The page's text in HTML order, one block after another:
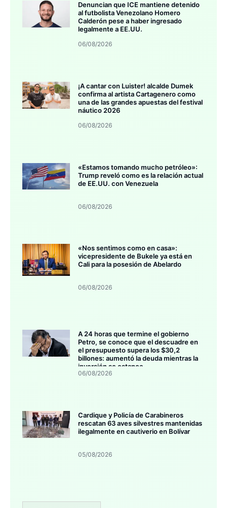
Denuncian que ICE mantiene detenido
al futbolista Venezolano Homero
Calderón pese a haber ingresado
legalmente a EE.UU.
06/08/2026
¡A cantar con Luister! alcalde Dumek
confirma al artista Cartagenero como
una de las grandes apuestas del festival
náutico 2026
06/08/2026
«Estamos tomando mucho petróleo»:
Trump reveló como es la relación actual
de EE.UU. con Venezuela
06/08/2026
«Nos sentimos como en casa»:
vicepresidente de Bukele ya está en
Cali para la posesión de Abelardo
06/08/2026
A 24 horas que termine el gobierno
Petro, se conoce que el descuadre en
el presupuesto supera los $30,2
billones: aumentó la deuda mientras la
inversión se estanca
06/08/2026
Cardique y Policía de Carabineros
rescatan 63 aves silvestres mantenidas
ilegalmente en cautiverio en Bolívar
05/08/2026